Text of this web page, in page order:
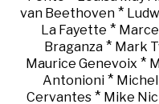
van Beethoven *
La Fayette *
Braganza* Mark
Maurice Genevoix *
Antonioni*
Cervantes * Mike